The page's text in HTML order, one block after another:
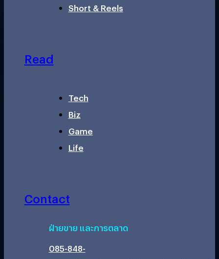
Short & Reels
Read
Tech
Biz
Game
Life
Contact
ฝ่ายขาย และการตลาด
085-848-